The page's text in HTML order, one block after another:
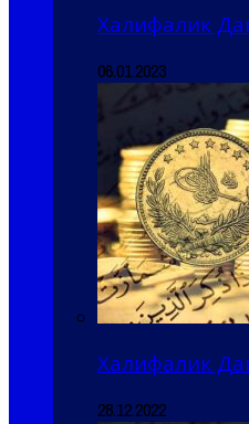
Халифалик
06.01.2023
Халифалик
28.12.2022